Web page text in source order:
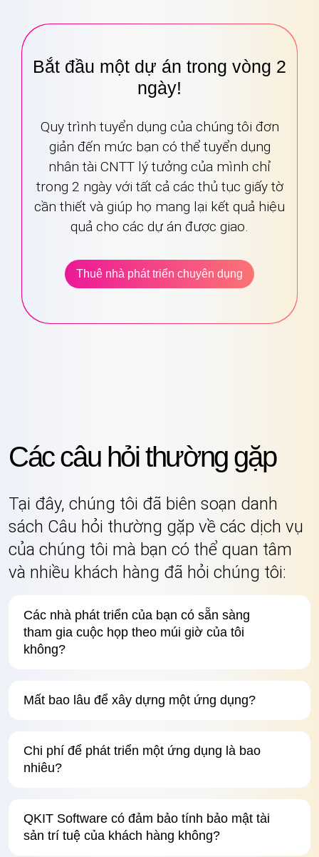
Bắt đầu một dự án trong vòng 2
ngày!
Quy trình tuyển dụng của chúng tôi đơn
giản đến mức bạn có thể tuyển dụng
nhân tài CNTT lý tưởng của mình chỉ
trong 2 ngày với tất cả các thủ tục giấy tờ
cần thiết và giúp họ mang lại kết quả hiệu
quả cho các dự án được giao.
Thuê nhà phát triển chuyên dụng
Các câu hỏi thường gặp
Tại đây, chúng tôi đã biên soạn danh
sách Câu hỏi thường gặp về các dịch vụ
của chúng tôi mà bạn có thể quan tâm
và nhiều khách hàng đã hỏi chúng tôi:
Các nhà phát triển của bạn có sẵn sàng
tham gia cuộc họp theo múi giờ của tôi
không?
Mất bao lâu để xây dựng một ứng dụng?
Chi phí để phát triển một ứng dụng là bao
nhiêu?
QKIT Software có đảm bảo tính bảo mật tài
sản trí tuệ của khách hàng không?